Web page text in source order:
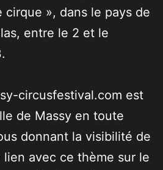
», dans le pays de
entre le 2 et le
circusfestival.com est
de Massy en toute
donnant la visibilité de
avec ce thème sur le